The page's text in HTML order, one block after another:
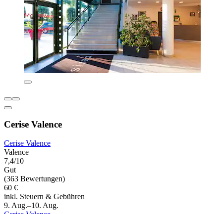
Cerise Valence
Cerise Valence
Valence
7,4/10
Gut
(363 Bewertungen)
60 €
inkl. Steuern & Gebühren
9. Aug.–10. Aug.